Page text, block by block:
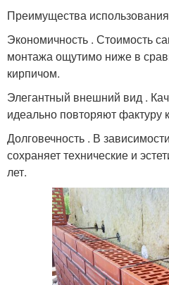
Преимущества
Экономичность . Стоимость
монтажа ощутимо ниже в
кирпичом.
Элегантный внешний вид .
идеально повторяют фактуру
Долговечность . В
сохраняет технические и
лет.